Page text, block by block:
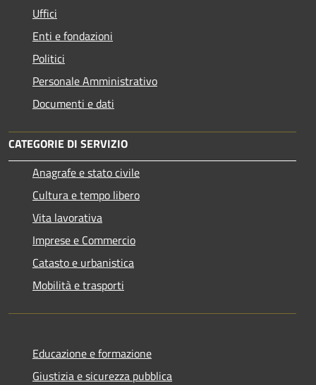
Uffici
Enti e fondazioni
Politici
Personale Amministrativo
Documenti e dati
CATEGORIE DI SERVIZIO
Anagrafe e stato civile
Cultura e tempo libero
Vita lavorativa
Imprese e Commercio
Catasto e urbanistica
Mobilità e trasporti
Educazione e formazione
Giustizia e sicurezza pubblica